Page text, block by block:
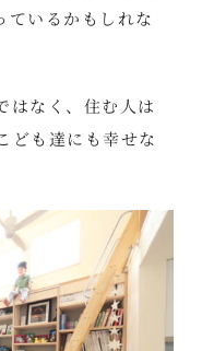
ているかもしれな
はなく、住む人は
ども達にも幸せな